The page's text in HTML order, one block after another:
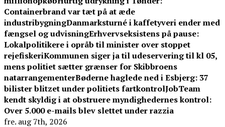
Containerbrand var tæt på at æde
industribygningDanmarksturné i kaffetyveri ender med
fængsel og udvisningErhvervseksistens på pause:
Lokalpolitikere i opråb til minister over stoppet
rejefiskeriKommunen siger ja til udeservering til kl 05,
mens politiet sætter grænser for Skibbroens
natarrangementerBøderne haglede ned i Esbjerg: 37
bilister blitzet under politiets fartkontrolJobTeam
kendt skyldig i at obstruere myndighedernes kontrol:
Over 5.000 e-mails blev slettet under razzia
fre. aug 7th, 2026